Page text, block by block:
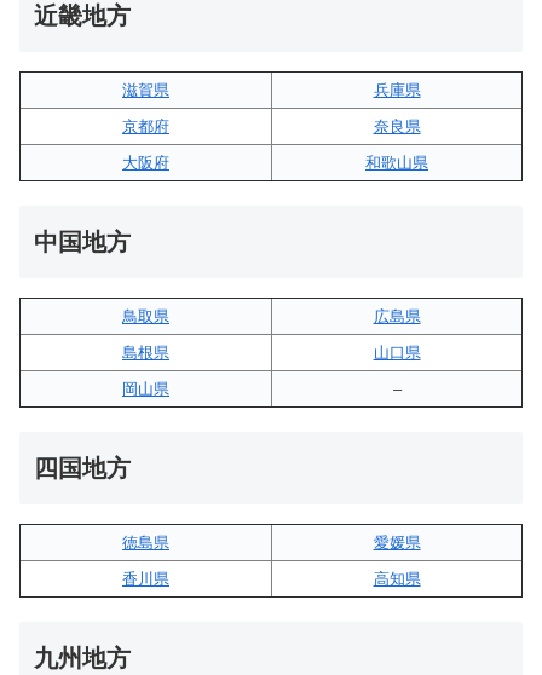
近畿地方
滋賀県
兵庫県
京都府
奈良県
大阪府
和歌山県
中国地方
鳥取県
広島県
島根県
山口県
岡山県
–
四国地方
徳島県
愛媛県
香川県
高知県
九州地方